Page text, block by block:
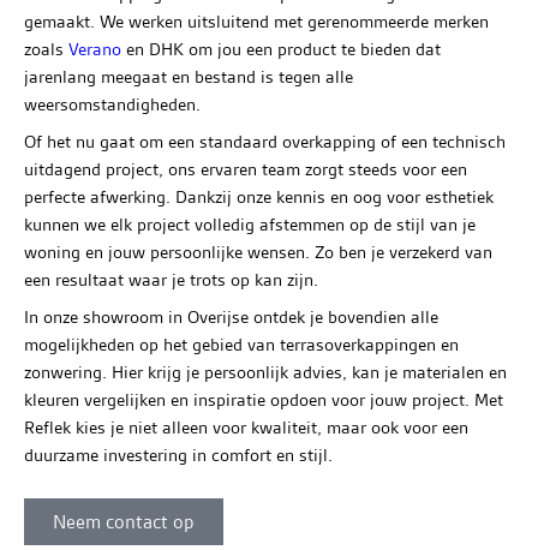
gemaakt. We werken uitsluitend met gerenommeerde merken
zoals Verano en DHK om jou een product te bieden dat
jarenlang meegaat en bestand is tegen alle
weersomstandigheden.
Of het nu gaat om een standaard overkapping of een technisch
uitdagend project, ons ervaren team zorgt steeds voor een
perfecte afwerking. Dankzij onze kennis en oog voor esthetiek
kunnen we elk project volledig afstemmen op de stijl van je
woning en jouw persoonlijke wensen. Zo ben je verzekerd van
een resultaat waar je trots op kan zijn.
In onze showroom in Overijse ontdek je bovendien alle
mogelijkheden op het gebied van terrasoverkappingen en
zonwering. Hier krijg je persoonlijk advies, kan je materialen en
kleuren vergelijken en inspiratie opdoen voor jouw project. Met
Reflek kies je niet alleen voor kwaliteit, maar ook voor een
duurzame investering in comfort en stijl.
Neem contact op